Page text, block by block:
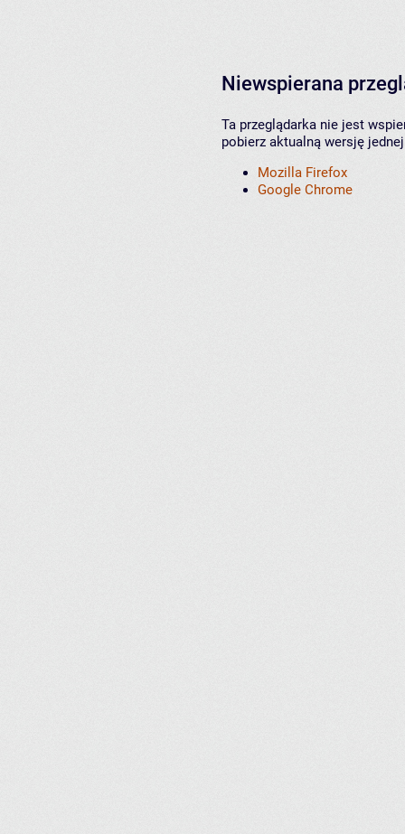
Niewspierana
Ta przeglądarka nie jest
pobierz aktualną wersję
Mozilla Firefox
Google Chrome